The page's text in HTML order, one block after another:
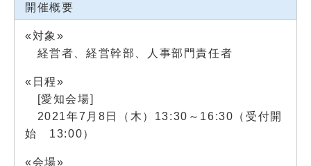
開催概要
«対象»
経営者、経営幹部、人事部門責任者
«日程»
[愛知会場]
2021年7月8日（木）13:30～16:30（受付開
始 13:00）
«会場»